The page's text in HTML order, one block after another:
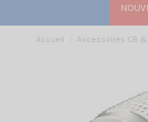
Accueil Accessoires CB